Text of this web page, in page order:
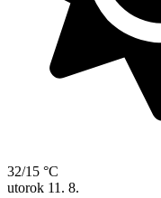
32/15 °C
utorok 11. 8.